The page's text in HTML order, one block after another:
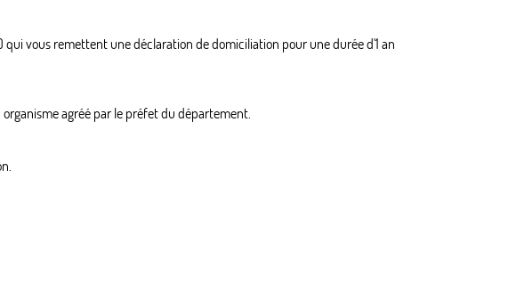
vous remettent une déclaration de domiciliation pour une durée d'1 an
agréé par le préfet du département.